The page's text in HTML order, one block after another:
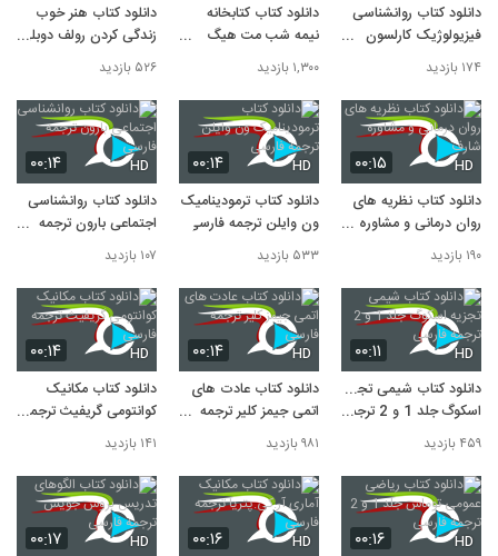
دانلود کتاب روانشناسی
فیزیولوژیک کارلسون
ترجمه فارسی
۱۷۴ بازدید
دانلود کتاب کتابخانه
نیمه شب مت هیگ
ترجمه فارسی
۱,۳۰۰ بازدید
دانلود کتاب هنر خوب
زندگی کردن رولف دوبلی
ترجمه فارسی
۵۲۶ بازدید
۰۰:۱۵ HD
دانلود کتاب نظریه های
روان درمانی و مشاوره
شارف۱۹۰ بازدید
۰۰:۱۴ HD
دانلود کتاب ترمودینامیک
ون وایلن ترجمه فارسی
۵۳۳ بازدید
۰۰:۱۴ HD
دانلود کتاب روانشناسی
اجتماعی بارون ترجمه
فارسی
۱۰۷ بازدید
۰۰:۱۱ HD
دانلود کتاب شیمی تجزیه
اسکوگ جلد 1 و 2 ترجمه
فارسی
۴۵۹ بازدید
۰۰:۱۴ HD
دانلود کتاب عادت های
اتمی جیمز کلیر ترجمه
فارسی
۹۸۱ بازدید
۰۰:۱۴ HD
دانلود کتاب مکانیک
کوانتومی گریفیث ترجمه
فارسی
۱۴۱ بازدید
۰۰:۱۶ HD ۰۰:۱۶ HD ۰۰:۱۷ HD